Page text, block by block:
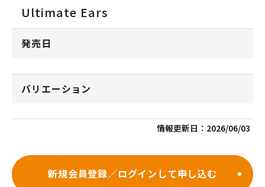
Ultimate Ears
発売日
バリエーション
情報更新日： 2026/06/03
新規会員登録／ログインして申し込む